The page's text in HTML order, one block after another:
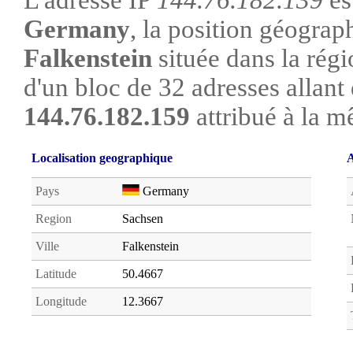
Germany, la position
Falkenstein située dans la
d'un bloc de 32 adresses
144.76.182.159 attribué à la
Localisation geographique
Pays Germany
Region Sachsen
Ville Falkenstein
Latitude 50.4667
Longitude 12.3667